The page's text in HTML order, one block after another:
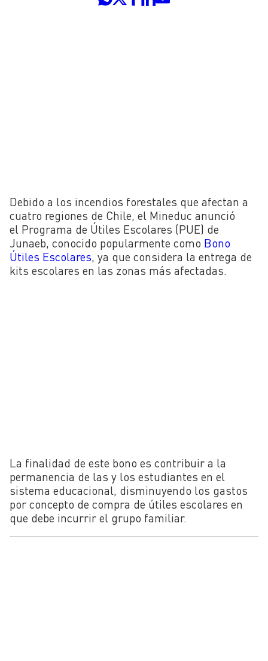
Debido a los incendios forestales que afectan a
cuatro regiones de Chile, el Mineduc anunció
el Programa de Útiles Escolares (PUE) de
Junaeb, conocido popularmente como Bono
Útiles Escolares , ya que considera la entrega de
kits escolares en las zonas más afectadas.
La finalidad de este bono es contribuir a la
permanencia de las y los estudiantes en el
sistema educacional, disminuyendo los gastos
por concepto de compra de útiles escolares en
que debe incurrir el grupo familiar.